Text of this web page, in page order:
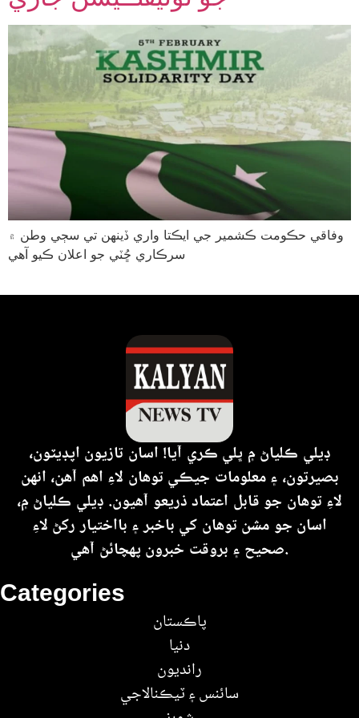
وفاقي حڪومت ڪشمير جي ايڪتا واري ڏينهن تي سڄي وطن ۾
سرڪاري ڇُٽي جو اعلان ڪيو آهي
Categories
پاڪستان
دنيا
رانديون
سائنس ۽ ٽيڪنالاجي
ڊيلي ڪلياڻ ۾ ڀلي ڪري آيا! اسان تازيون اپڊيٽون،
بصيرتون، ۽ معلومات جيڪي توهان لاءِ اهم آهن، انهن
لاءِ توهان جو قابل اعتماد ذريعو آهيون. ڊيلي ڪلياڻ ۾،
اسان جو مشن توهان کي باخبر ۽ بااختيار رکڻ لاءِ
صحيح ۽ بروقت خبرون پهچائڻ آهي.